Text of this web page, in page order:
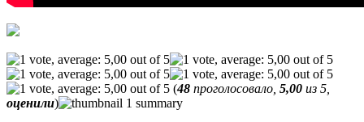
(48 проголосовало, 5,00 из 5,
оценили)